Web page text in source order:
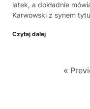
latek, a dokładnie
Karwowski z synem
Czytaj dalej
«